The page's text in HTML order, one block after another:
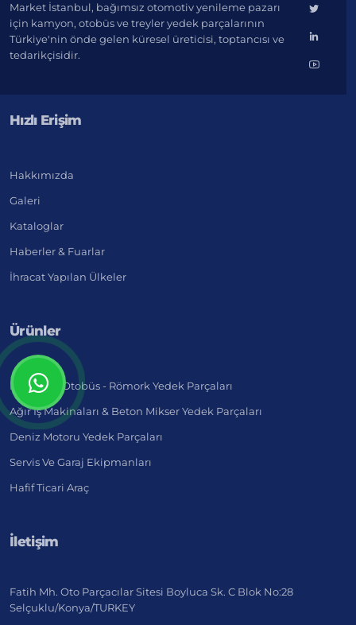
Market İstanbul, bağımsız otomotiv yenileme pazarı
için kamyon, otobüs ve treyler yedek parçalarının
Türkiye'nin önde gelen küresel üreticisi, toptancısı ve
tedarikçisidir.
Hızlı Erişim
Hakkımızda
Galeri
Kataloglar
Haberler & Fuarlar
İhracat Yapılan Ülkeler
Ürünler
Kamyon - Otobüs - Römork Yedek Parçaları
Ağır İş Makinaları & Beton Mikser Yedek Parçaları
Deniz Motoru Yedek Parçaları
Servis Ve Garaj Ekipmanları
Hafif Ticari Araç
İletişim
Fatih Mh. Oto Parçacılar Sitesi Boyluca Sk. C Blok No:28
Selçuklu/Konya/TURKEY